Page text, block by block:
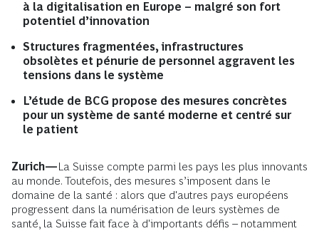
à la digitalisation en Europe – malgré son fort
potentiel d’innovation
Structures fragmentées, infrastructures
obsolètes et pénurie de personnel aggravent les
tensions dans le système
L’étude de BCG propose des mesures concrètes
pour un système de santé moderne et centré sur
le patient
Zurich—La Suisse compte parmi les pays les plus innovants
au monde. Toutefois, des mesures s’imposent dans le
domaine de la santé : alors que d'autres pays européens
progressent dans la numérisation de leurs systèmes de
santé, la Suisse fait face à d'importants défis – notamment